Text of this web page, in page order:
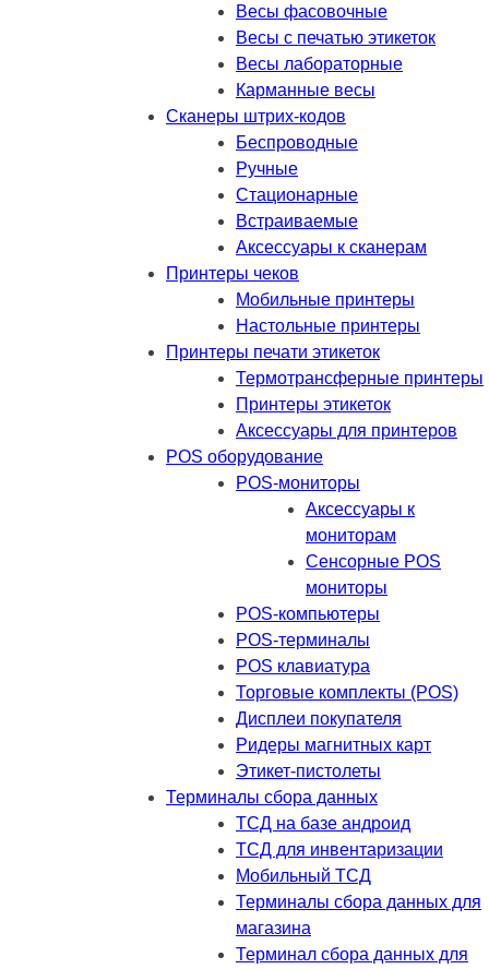
Весы фасовочные
Весы с печатью этикеток
Весы лабораторные
Карманные весы
Сканеры штрих-кодов
Беспроводные
Ручные
Стационарные
Встраиваемые
Аксессуары к сканерам
Принтеры чеков
Мобильные принтеры
Настольные принтеры
Принтеры печати этикеток
Термотрансферные принтеры
Принтеры этикеток
Аксессуары для принтеров
POS оборудование
POS-мониторы
Аксессуары к
мониторам
Сенсорные POS
мониторы
POS-компьютеры
POS-терминалы
POS клавиатура
Торговые комплекты (POS)
Дисплеи покупателя
Ридеры магнитных карт
Этикет-пистолеты
Терминалы сбора данных
ТСД на базе андроид
ТСД для инвентаризации
Мобильный ТСД
Терминалы сбора данных для
магазина
Терминал сбора данных для